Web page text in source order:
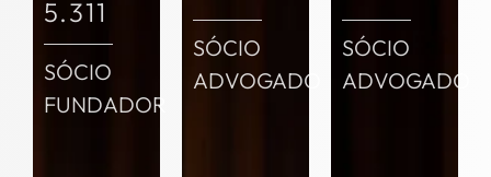
5.311
SÓCIO
FUNDADOR
SÓCIO
ADVOGADO
SÓCIO
ADVOGADO